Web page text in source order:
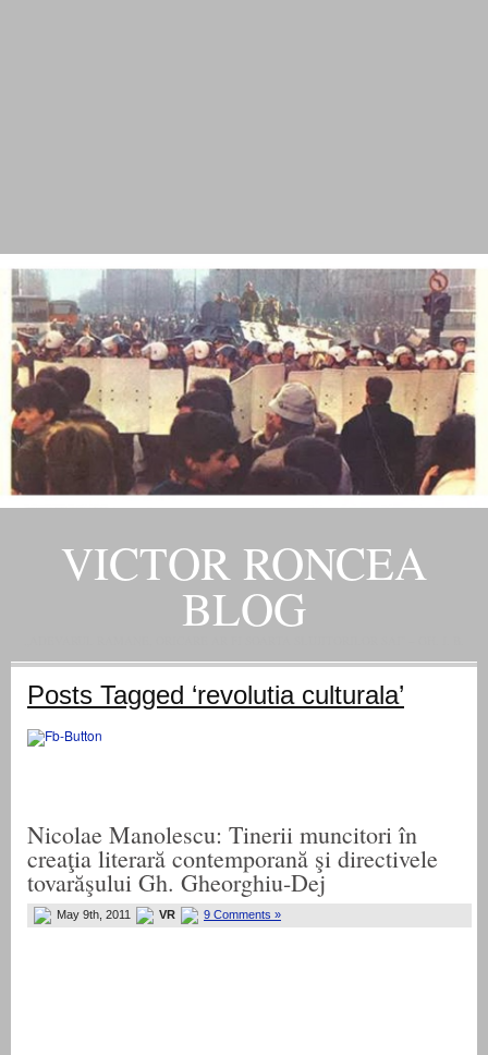
VICTOR RONCEA
BLOG
Posts Tagged ‘revolutia culturala’
Nicolae Manolescu: Tinerii muncitori în
creaţia literară contemporană şi directivele
tovarăşului Gh. Gheorghiu-Dej
May 9th, 2011 VR 9 Comments »